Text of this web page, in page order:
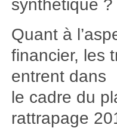
synthétique ?
Quant à
financier, les
entrent dans
le cadre du
rattrapage